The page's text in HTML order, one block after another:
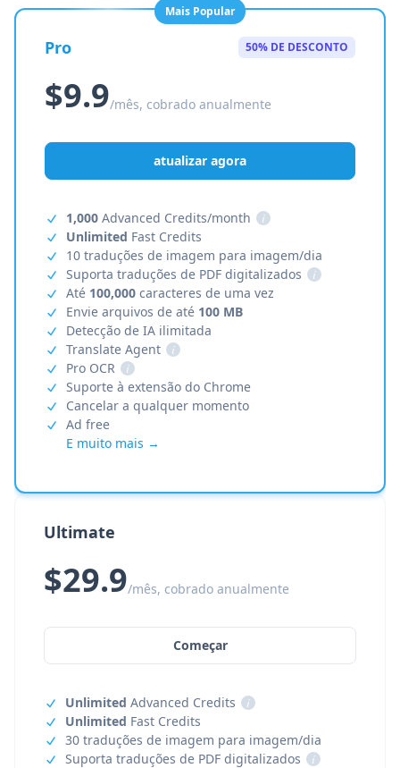
Mais Popular
Pro 50% DE DESCONTO
$9.9/mês, cobrado anualmente
atualizar agora
1,000 Advanced Credits/month
i
Unlimited Fast Credits
10 traduções de imagem para imagem/dia
Suporta traduções de PDF digitalizados
i
Até 100,000 caracteres de uma vez
Envie arquivos de até 100 MB
Detecção de IA ilimitada
Translate Agent
i
Pro OCR
i
Suporte à extensão do Chrome
Cancelar a qualquer momento
Ad free
E muito mais →
Ultimate
$29.9/mês, cobrado anualmente
Começar
Unlimited Advanced Credits
i
Unlimited Fast Credits
30 traduções de imagem para imagem/dia
Suporta traduções de PDF digitalizados
i